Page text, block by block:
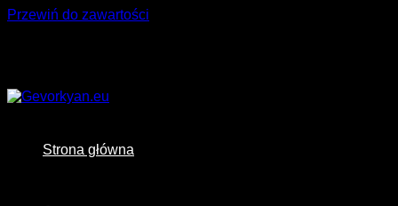
Przewiń do zawartości
Strona główna